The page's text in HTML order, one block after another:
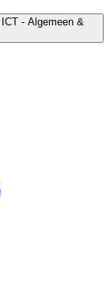
- Algemeen &